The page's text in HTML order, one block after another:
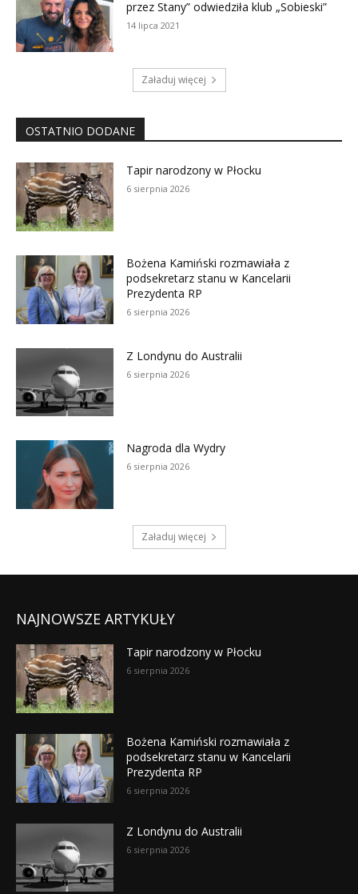
NAJNOWSZE ARTYKUŁY
Tapir narodzony w Płocku
6 sierpnia 2026
Bożena Kamiński rozmawiała z
podsekretarz stanu w Kancelarii
Prezydenta RP
6 sierpnia 2026
Z Londynu do Australii
6 sierpnia 2026